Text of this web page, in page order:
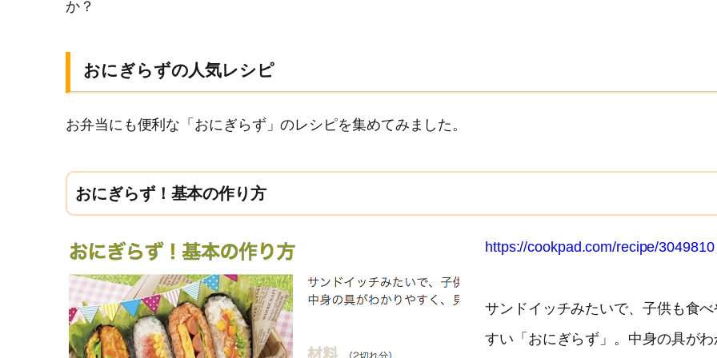
か？
おにぎらずの人気レシピ
お弁当にも便利な「おにぎらず」のレシピを集めてみました。
おにぎらず！基本の作り方
https://cookpad.com/recipe/3049810
サンドイッチみたいで、子供も食べ
すい「おにぎらず」。中身の具がわ